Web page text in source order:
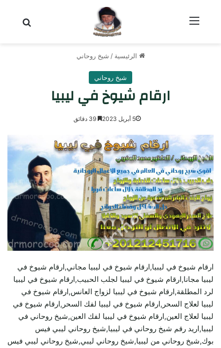
الرئيسية / شيخ روحاني
شيخ روحاني
ارقام شيوخ في ليبيا
5 أبريل 2023 39 دقائق
ارقام شيوخ في ليبيا,ارقام شيوخ في ليبيا مجاني,ارقام شيوخ في
ليبيا مجانا,ارقام شيوخ في ليبيا لجلب الحبيب,ارقام شيوخ في ليبيا
لرد المطلقة,ارقام شيوخ في ليبيا لزواج العانس,ارقام شيوخ في
ليبيا لعلاج السحر,ارقام شيوخ في ليبيا لفك السحر,ارقام شيوخ في
ليبيا لعلاج العين,ارقام شيوخ في ليبيا لفك العين,شيخ روحاني في
ليبيا,اريد رقم شيخ روحاني في ليبيا,شيخ روحاني ليبي فيس
بوك,شيخ روحاني من ليبيا,شيخ روحاني ليبي,شيخ روحاني ليبي فيس